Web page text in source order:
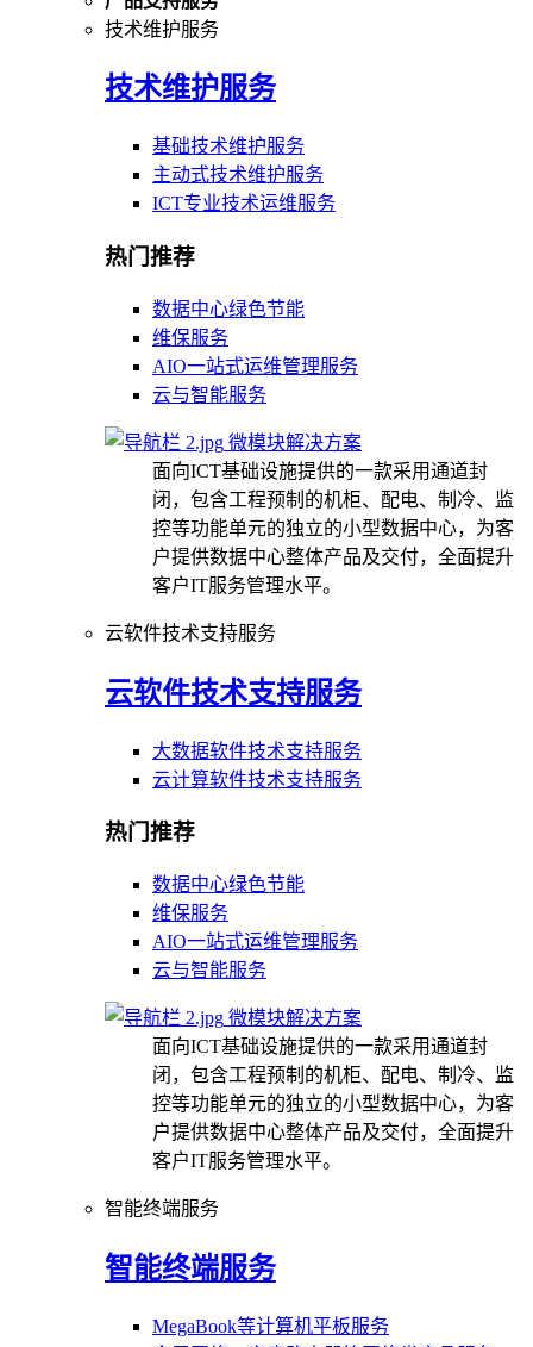
技术维护服务
技术维护服务
基础技术维护服务
主动式技术维护服务
ICT专业技术运维服务
热门推荐
数据中心绿色节能
维保服务
AIO一站式运维管理服务
云与智能服务
微模块解决方案
面向ICT基础设施提供的一款采用通道封
闭，包含工程预制的机柜、配电、制冷、监
控等功能单元的独立的小型数据中心，为客
户提供数据中心整体产品及交付，全面提升
客户IT服务管理水平。
云软件技术支持服务
云软件技术支持服务
大数据软件技术支持服务
云计算软件技术支持服务
热门推荐
数据中心绿色节能
维保服务
AIO一站式运维管理服务
云与智能服务
微模块解决方案
面向ICT基础设施提供的一款采用通道封
闭，包含工程预制的机柜、配电、制冷、监
控等功能单元的独立的小型数据中心，为客
户提供数据中心整体产品及交付，全面提升
客户IT服务管理水平。
智能终端服务
智能终端服务
MegaBook等计算机平板服务